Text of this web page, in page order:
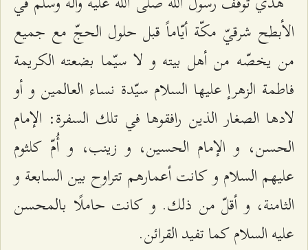
الأبطح شرقيّ مكّة أيّاماً قبل حلول الحجّ مع جميع
من يخصّه من أهل بيته و لا سيّما بضعته الكريمة
فاطمة الزهرإ عليها السلام سيّدة نساء العالمين و أو
لادها الصغار الذين رافقوها في تلك السفرة: الإمام
الحسن، و الإمام الحسين، و زينب، و أُمّ كلثوم
عليهم السلام و كانت أعمارهم تتراوح بين السابعة و
الثامنة، و أقلّ من ذلك. و كانت حاملًا بالمحسن
عليه السلام كما تفيد القرائن.